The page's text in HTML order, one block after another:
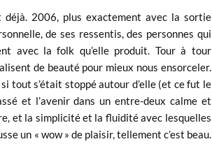
déjà. 2006, plus exactement avec la sortie
de ses ressentis, des personnes qui
avec la folk qu’elle produit. Tour à tour
de beauté pour mieux nous ensorceler.
tout s’était stoppé autour d’elle (et ce fut le
et l’avenir dans un entre-deux calme et
et la simplicité et la fluidité avec lesquelles
un « wow » de plaisir, tellement c’est beau.